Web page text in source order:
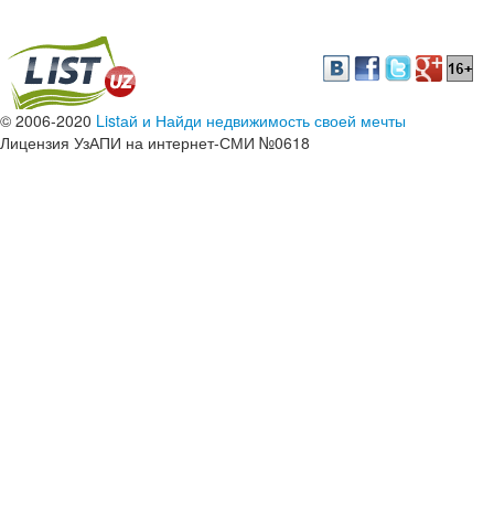
© 2006-2020 Listай и Найди недвижимость своей мечты
Лицензия УзАПИ на интернет-СМИ №0618